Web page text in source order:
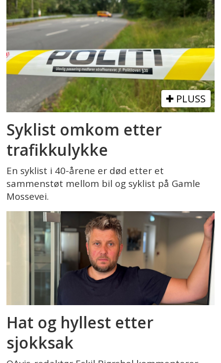
PLUSS
Syklist omkom etter
trafikkulykke
En syklist i 40-årene er død etter et
sammenstøt mellom bil og syklist på Gamle
Mossevei.
Hat og hyllest etter
sjokksak